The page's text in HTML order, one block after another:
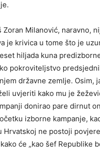
Zoran Milanović, naravno,
je krivica u tome što je
hiljada kuna
pokroviteljstvo
državne zemlje. Osim,
uvjeriti kako mu je
donirao pare dirnut
izborne kampanje,
Hrvatskoj ne postoji
će „kao šef Republike